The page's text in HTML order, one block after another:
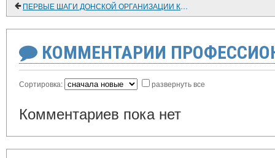
ПЕРВЫЕ ШАГИ ДОНСКОЙ ОРГАНИЗАЦИИ КАДЕТСКОЙ ПАРТИИ
КОММЕНТАРИИ
Сортировка: развернуть все
Комментариев пока нет